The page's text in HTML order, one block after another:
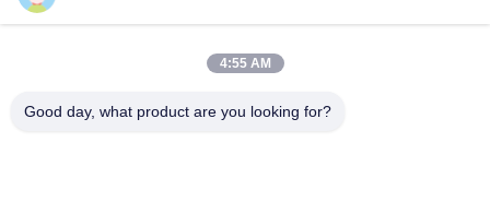
4:55 AM
Good day, what product are you looking for?